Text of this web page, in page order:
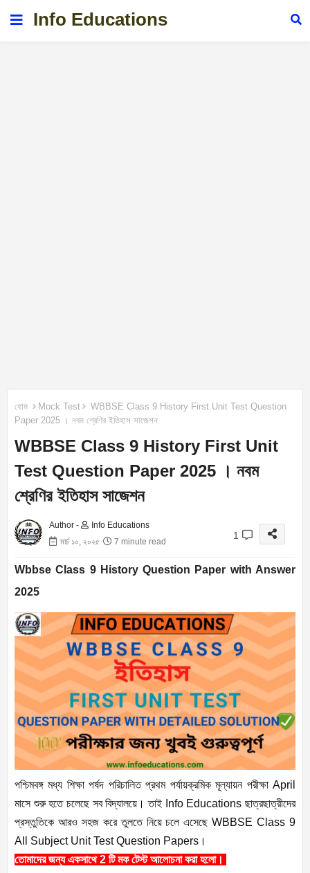
Info Educations
হোম Mock Test
WBBSE Class 9 History First Unit Test Question
Paper 2025 । নবম শ্রেণির ইতিহাস সাজেশন
WBBSE Class 9 History First Unit
Test Question Paper 2025 । নবম
শ্রেণির ইতিহাস সাজেশন
Author -
Info Educations
মার্চ ১০, ২০২৫
7 minute read
1
Wbbse Class 9 History Question Paper with Answer
2025
পশ্চিমবঙ্গ মধ্য শিক্ষা পর্ষদ পরিচালিত প্রথম পর্যায়ক্রমিক মূল্যায়ন পরীক্ষা April
মাসে শুরু হতে চলেছে সব বিদ্যালয়ে। তাই Info Educations ছাত্রছাত্রীদের
প্রস্তুতিকে আরও সহজ করে তুলতে নিয়ে চলে এসেছে WBBSE Class 9
All Subject Unit Test Question Papers।
তোমাদের জন্য একসাথে 2 টি মক টেস্ট আলোচনা করা হলো।